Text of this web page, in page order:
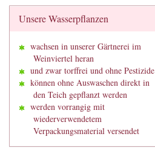
Unsere Wasserpflanzen
wachsen in unserer Gärtnerei im
Weinviertel heran
und zwar torffrei und ohne Pestizide
können ohne Auswaschen direkt in
den Teich gepflanzt werden
werden vorrangig mit
wiederverwendetem
Verpackungsmaterial versendet